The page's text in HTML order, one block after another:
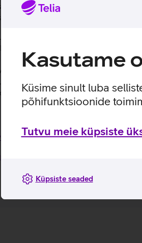
Kasutame
Küsime sinult luba
põhifunktsioonide
Tutvu meie küpsiste
Küpsiste seaded
tööülesanneteks ning lai valik
klaviatuur ja füüsilise kattega
5 228V protsessor.
8533 MHz põhimälu.
SSD salvestusruum.
(1920 x 1200 pikslit) IPS 300-nitti
klaviatuur.
andmete krüpteerimise
Lenovo ThinkPad E14 G7
sülearvutile Lenovo ThinkPad